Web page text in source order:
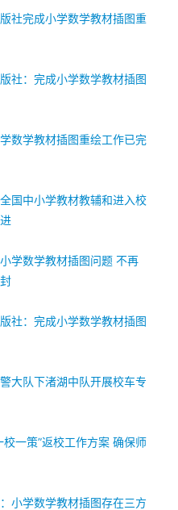
社完成小学数学教材插图重
社：完成小学数学教材插图
数学教材插图重绘工作已完
国中小学教材教辅和进入校
学数学教材插图问题 不再
社：完成小学数学教材插图
大队下渚湖中队开展校车专
校一策”返校工作方案 确保师
小学数学教材插图存在三方